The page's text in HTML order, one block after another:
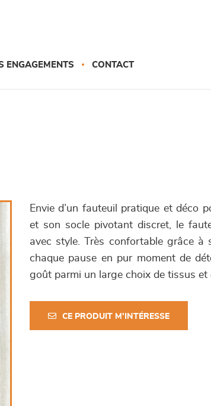
ENGAGEMENTS CONTACT
Envie d’un fauteuil pratique et déco
et son socle pivotant discret, le
avec style. Très confortable grâce à
chaque pause en pur moment de
goût parmi un large choix de tissus et
CE PRODUIT M'INTÉRESSE